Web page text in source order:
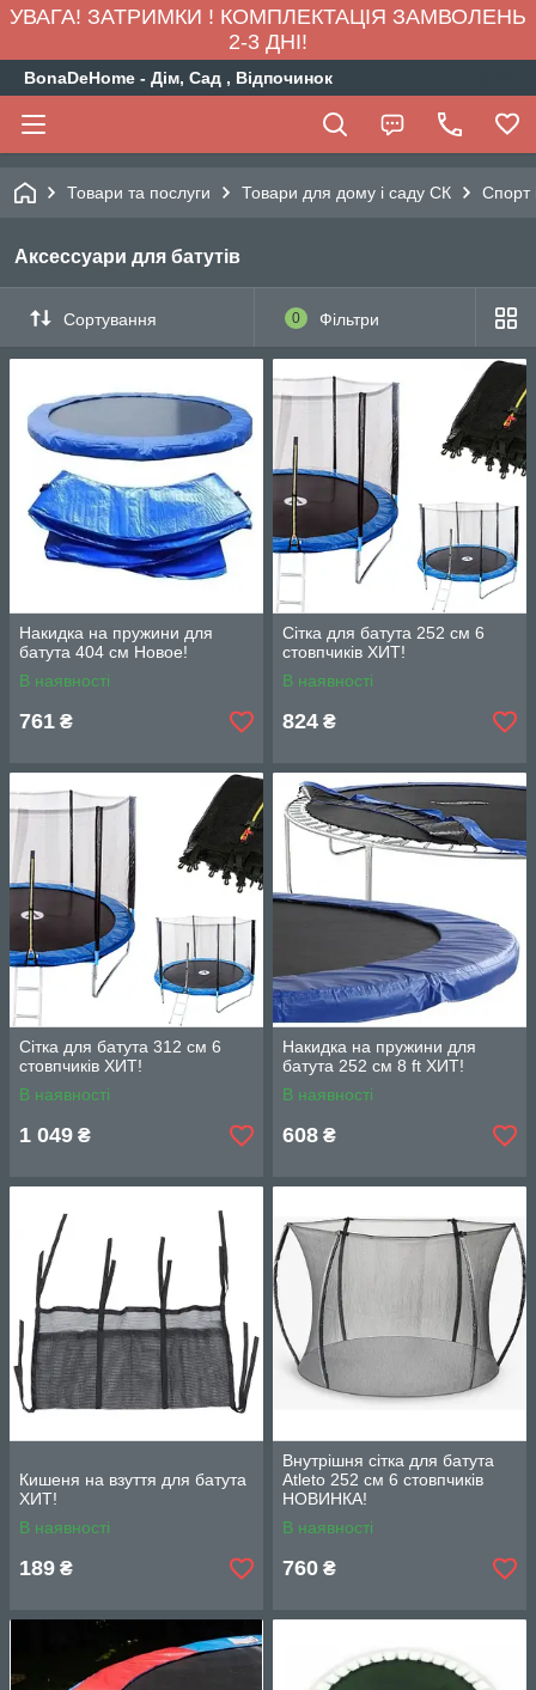
УВАГА! ЗАТРИМКИ ! КОМПЛЕКТАЦІЯ ЗАМВОЛЕНЬ
2-3 ДНІ!
BonaDeHome - Дім, Сад , Відпочинок
Товари та послуги Товари для дому і саду СК Спорт
Аксессуари для батутів
Сортування 0 Фільтри
Накидка на пружини для
батута 404 см Новое!
В наявності
761 ₴
Сітка для батута 252 см 6
стовпчиків ХИТ!
В наявності
824 ₴
Сітка для батута 312 см 6
стовпчиків ХИТ!
В наявності
1 049 ₴
Накидка на пружини для
батута 252 см 8 ft ХИТ!
В наявності
608 ₴
Кишеня на взуття для батута
ХИТ!
В наявності
189 ₴
Внутрішня сітка для батута
Atleto 252 см 6 стовпчиків
НОВИНКА!
В наявності
760 ₴